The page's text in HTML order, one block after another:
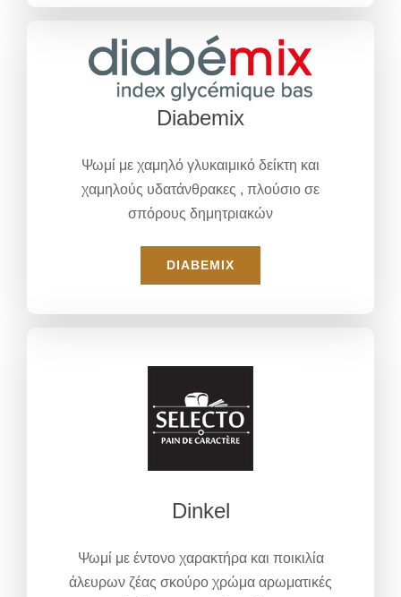
Diabemix
Ψωμί με χαμηλό γλυκαιμικό δείκτη και
χαμηλούς υδατάνθρακες , πλούσιο σε
σπόρους δημητριακών
DIABEMIX
Dinkel
Ψωμί με έντονο χαρακτήρα και ποικιλία
άλευρων ζέας σκούρο χρώμα αρωματικές